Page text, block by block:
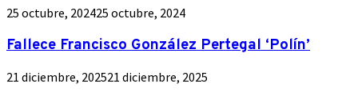
25 octubre, 202425 octubre, 2024
Fallece Francisco González Pertegal ‘Polín’
21 diciembre, 202521 diciembre, 2025